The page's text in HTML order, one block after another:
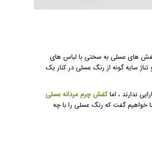
کفش های عسلی به سختی با لباس های
سایه گونه از رنگ عسلی در کنار یک
ندارند ، اماکفش چرم مردانه عسلی
خواهیم گفت که رنگ عسلی را با چه